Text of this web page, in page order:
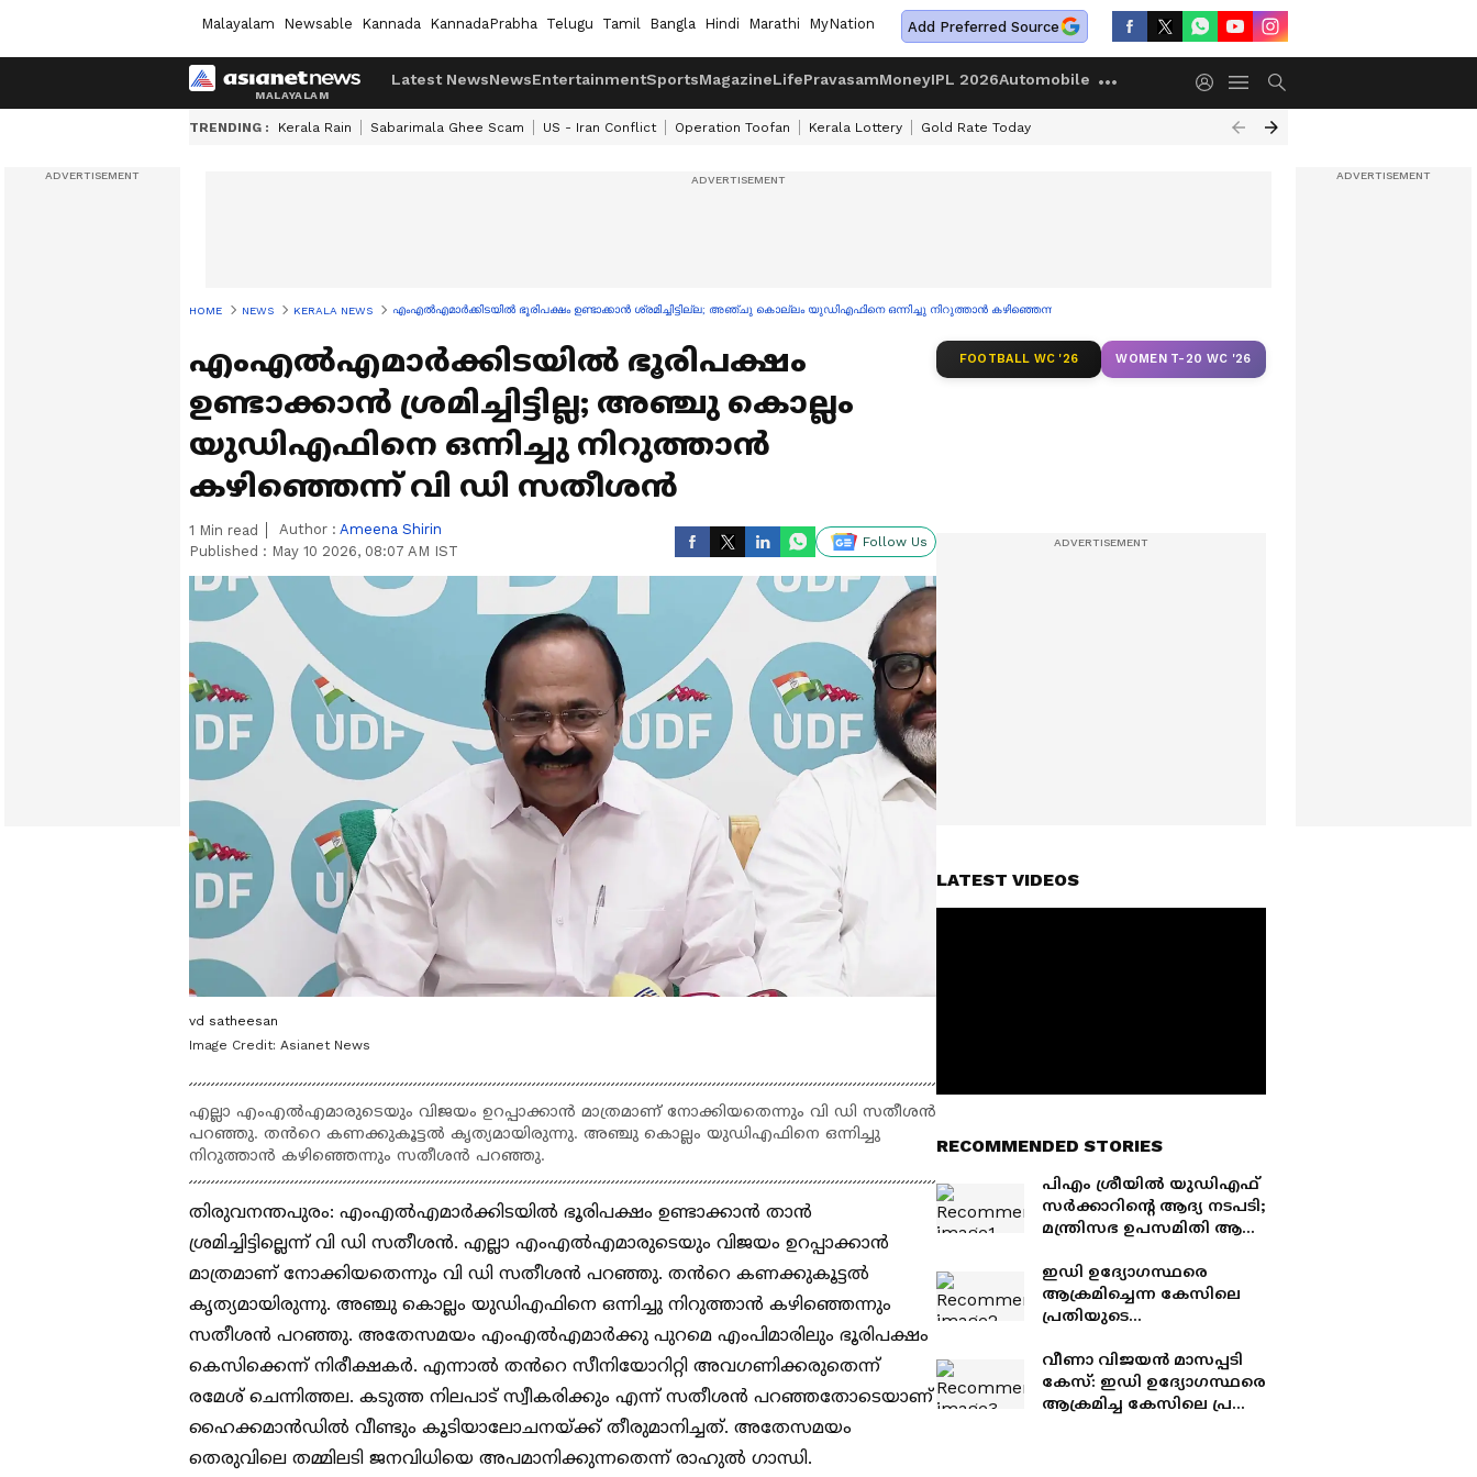
Malayalam Newsable Kannada KannadaPrabha Telugu Tamil Bangla Hindi Marathi MyNation Add Preferred Source
Latest NewsNewsEntertainmentSportsMagazineLifePravasamMoneyIPL 2026Automobile
TRENDING : Kerala Rain Sabarimala Ghee Scam US - Iran Conflict Operation Toofan Kerala Lottery Gold Rate Today
HOME NEWS KERALA NEWS എംഎൽഎമാർക്കിടയിൽ ഭൂരിപക്ഷം ഉണ്ടാക്കാൻ ശ്രമിച്ചിട്ടില്ല; അഞ്ചു കൊല്ലം യുഡിഎഫിനെ ഒന്നിച്ചു നിറുത്താൻ കഴിഞ്ഞെന്ന് വി ഡി സതീശൻ
എംഎൽഎമാർക്കിടയിൽ ഭൂരിപക്ഷം
ഉണ്ടാക്കാൻ ശ്രമിച്ചിട്ടില്ല; അഞ്ചു കൊല്ലം
യുഡിഎഫിനെ ഒന്നിച്ചു നിറുത്താൻ
കഴിഞ്ഞെന്ന് വി ഡി സതീശൻ
1 Min read Author : Ameena Shirin
Published : May 10 2026, 08:07 AM IST
Follow Us
vd satheesan
Image Credit: Asianet News
എല്ലാ എംഎൽഎമാരുടെയും വിജയം ഉറപ്പാക്കാൻ മാത്രമാണ് നോക്കിയതെന്നും വി ഡി സതീശൻ
പറഞ്ഞു. തൻറെ കണക്കുകൂട്ടൽ കൃത്യമായിരുന്നു. അഞ്ചു കൊല്ലം യുഡിഎഫിനെ ഒന്നിച്ചു
നിറുത്താൻ കഴിഞ്ഞെന്നും സതീശൻ പറഞ്ഞു.
തിരുവനന്തപുരം: എംഎൽഎമാർക്കിടയിൽ ഭൂരിപക്ഷം ഉണ്ടാക്കാൻ താൻ
ശ്രമിച്ചിട്ടില്ലെന്ന് വി ഡി സതീശൻ. എല്ലാ എംഎൽഎമാരുടെയും വിജയം ഉറപ്പാക്കാൻ
മാത്രമാണ് നോക്കിയതെന്നും വി ഡി സതീശൻ പറഞ്ഞു. തൻറെ കണക്കുകൂട്ടൽ
കൃത്യമായിരുന്നു. അഞ്ചു കൊല്ലം യുഡിഎഫിനെ ഒന്നിച്ചു നിറുത്താൻ കഴിഞ്ഞെന്നും
സതീശൻ പറഞ്ഞു. അതേസമയം എംഎൽഎമാർക്കു പുറമെ എംപിമാരിലും ഭൂരിപക്ഷം
കെസിക്കെന്ന് നിരീക്ഷകർ. എന്നാൽ തൻറെ സീനിയോറിറ്റി അവഗണിക്കരുതെന്ന്
രമേശ് ചെന്നിത്തല. കടുത്ത നിലപാട് സ്വീകരിക്കും എന്ന് സതീശൻ പറഞ്ഞതോടെയാണ്
ഹൈക്കമാൻഡിൽ വീണ്ടും കൂടിയാലോചനയ്ക്ക് തീരുമാനിച്ചത്. അതേസമയം
തെരുവിലെ തമ്മിലടി ജനവിധിയെ അപമാനിക്കുന്നതെന്ന് രാഹുൽ ഗാന്ധി.
FOOTBALL WC '26 WOMEN T-20 WC '26
LATEST VIDEOS
RECOMMENDED STORIES
പിഎം ശ്രീയില്‍ യുഡിഎഫ്
സര്‍ക്കാറിന്‍റെ ആദ്യ നടപടി;
മന്ത്രിസഭ ഉപസമിതി ആദ്യ
വിദ്യാഭ്യാസ സെക്രട്ടറി
തൽസ്ഥിതി വിശദീകരിച്ചു
ഇഡി ഉദ്യോഗസ്ഥരെ
ആക്രമിച്ചെന്ന കേസിലെ
പ്രതിയുടെ
ഉത്തരവ്, ഒരു പ്രതിക്ക്
മാത്രം ജാമ്യം
വീണാ വിജയൻ മാസപ്പടി
കേസ്: ഇഡി ഉദ്യോഗസ്ഥരെ
ആക്രമിച്ച കേസിലെ പ്രതി